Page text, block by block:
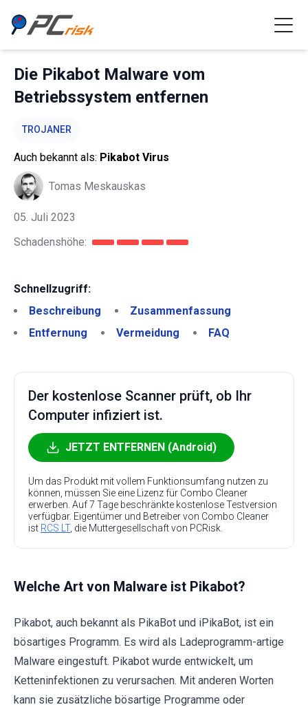
Die Pikabot Malware vom
Betriebssystem entfernen
TROJANER
Auch bekannt als: Pikabot Virus
Tomas Meskauskas
05. Juli 2023
Schadenshöhe:
Schnellzugriff:
Beschreibung
Zusammenfassung
Entfernung
Vermeidung FAQ
Der kostenlose Scanner prüft, ob Ihr
Computer infiziert ist.
JETZT ENTFERNEN (Android)
Um das Produkt mit vollem Funktionsumfang nutzen zu
können, müssen Sie eine Lizenz für Combo Cleaner
erwerben. Auf 7 Tage beschränkte kostenlose Testversion
verfügbar. Eigentümer und Betreiber von Combo Cleaner
ist RCS LT, die Muttergesellschaft von PCRisk.
Welche Art von Malware ist Pikabot?
Pikabot, auch bekannt als PikaBot und iPikaBot, ist ein
bösartiges Programm. Es wird als Ladeprogramm-artige
Malware eingestuft. Pikabot wurde entwickelt, um
Ketteninfektionen zu verursachen. Mit anderen Worten
kann sie zusätzliche bösartige Programme oder